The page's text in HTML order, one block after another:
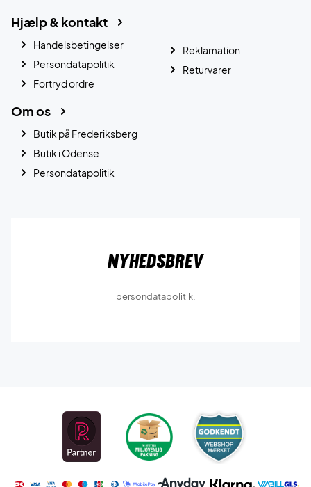
Hjælp & kontakt
Handelsbetingelser
Persondatapolitik
Fortryd ordre
Reklamation
Returvarer
Om os
Butik på Frederiksberg
Butik i Odense
Persondatapolitik
Nyhedsbrev
persondatapolitik.